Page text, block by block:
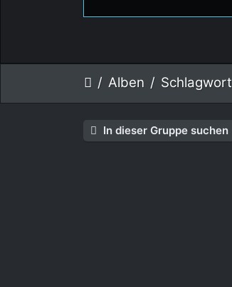
Alben Schlagwort
In dieser Gruppe suchen